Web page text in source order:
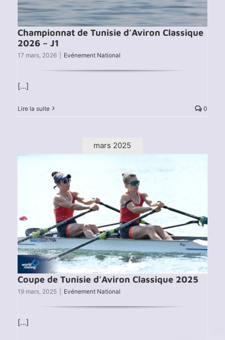
Championnat de Tunisie d’Aviron Classique
2026 – J1
17 mars, 2026 Evénement National
[...]
Lire la suite 0
mars 2025
Coupe de Tunisie d’Aviron Classique 2025
19 mars, 2025 Evénement National
[...]